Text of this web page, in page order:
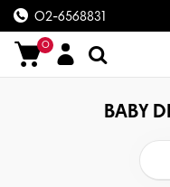
02-6568831
0